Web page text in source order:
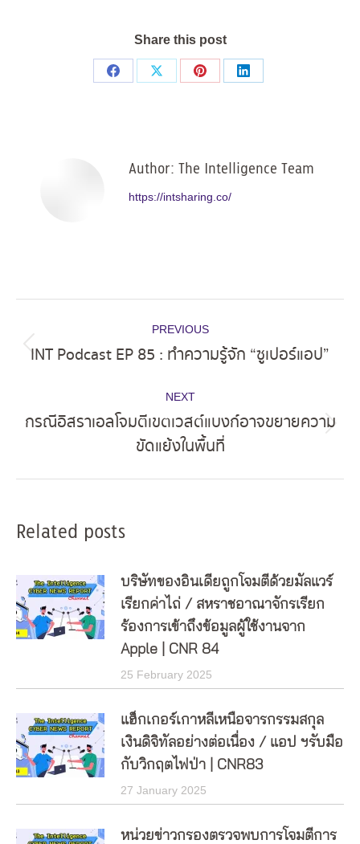
Share this post
Share
Share
Share
Share
Author: The Intelligence Team
https://intsharing.co/
navigation
PREVIOUS
Previous
INT Podcast EP 85 : ทำความรู้จัก “ซูเปอร์แอป”
NEXT
Next
post:
กรณีอิสราเอลโจมตีเขตเวสต์แบงก์อาจขยายความ
ขัดแย้งในพื้นที่
Related posts
บริษัทของอินเดียถูกโจมตีด้วยมัลแวร์
เรียกค่าไถ่ / สหราชอาณาจักรเรียก
ร้องการเข้าถึงข้อมูลผู้ใช้งานจาก
Apple | CNR 84
25 February 2025
แฮ็กเกอร์เกาหลีเหนือจารกรรมสกุล
เงินดิจิทัลอย่างต่อเนื่อง / แอป ฯรับมือ
กับวิกฤตไฟป่า | CNR83
27 January 2025
หน่วยข่าวกรองตรวจพบการโจมตีการ